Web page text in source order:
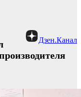
Дзен.Канал